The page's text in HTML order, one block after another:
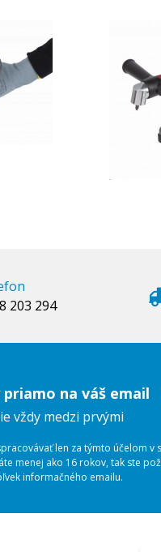
203 294
na váš email
vždy medzi prvými
len za týmto účelom
menej ako 16 rokov, tak ste
informačného emailu.